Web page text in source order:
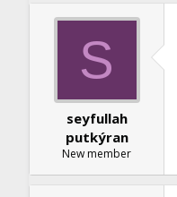
S
seyfullah
putkýran
New member